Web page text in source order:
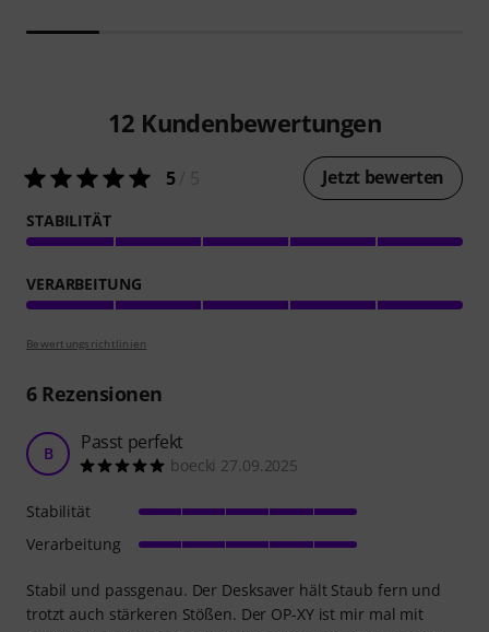
12 Kundenbewertungen
5/ 5 Jetzt bewerten
STABILITÄT
VERARBEITUNG
Bewertungsrichtlinien
6Rezensionen
B Passt perfekt
boecki 27.09.2025
Stabil und passgenau. Der Desksaver hält Staub fern und
trotzt auch stärkeren Stößen. Der OP-XY ist mir mal mit
Stabilität
Verarbeitung